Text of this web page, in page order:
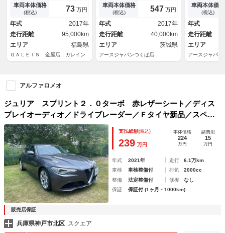
ハーマンカードン／スマキー／
ＣａｒＰｌａｙ／ＥＴＣ／Ｐス
タート／純１８ＡＷ／電動シー
ト／シートＨ／ＢＳＭ／追突軽
減ブレーキ
車両本体価格
(税込) 73 万円
年式
2017年
走行距離
95,000km
エリア
福島県
ＧＡＬＥＩＮ 金屋店 ガレイン
レコ レーザー＆レーダー探知
機 黒ハーフレザー ＣａｒＰ
ｌａｙ＆ＡｎｄｒｏｉｄＡｕｔ
ｏ レーダークルーズ ＥＴ
Ｃ キー２個 禁煙
車両本体価格
(税込) 547 万円
年式
2017年
走行距離
40,000km
エリア
茨城県
アースジャパンつくば店
コハマ／Ａ
Ａ装着 黒革
ルヒーター
アンドロイ
カードン 禁
車両本体価格
(税込)
年式
走行距離
エリア
アースジャパン
アルファロメオ
ジュリア スプリント２．０ターボ 赤レザーシート／ディス
プレイオーディオ／ドライブレーダー／Ｆタイヤ新品／スペア
キー
支払総額(税込)
239 万円
本体価格
224
万円
諸費用
15
万円
年式 2021年 走行
6.1万km
車検
車検整備付 排気
2000cc
整備
法定整備付 修復
なし
保証
保証付 (1ヶ月・1000km)
販売店保証
兵庫県神戸市北区 スクエア